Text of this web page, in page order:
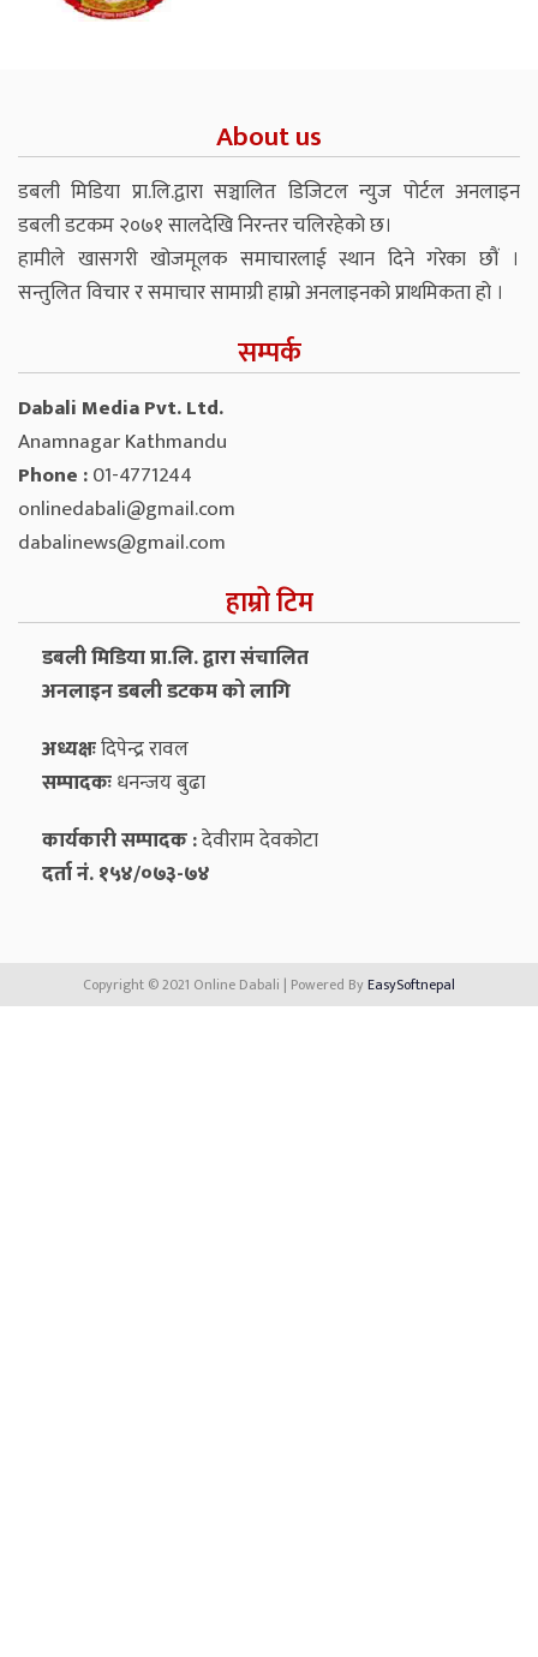
About us
डबली मिडिया प्रा.लि.द्वारा सञ्चालित डिजिटल न्युज पोर्टल अनलाइन
डबली डटकम २०७१ सालदेखि निरन्तर चलिरहेको छ।
हामीले खासगरी खोजमूलक समाचारलाई स्थान दिने गरेका छौं ।
सन्तुलित विचार र समाचार सामाग्री हाम्रो अनलाइनको प्राथमिकता हो ।
सम्पर्क
Dabali Media Pvt. Ltd.
Anamnagar Kathmandu
Phone :01-4771244
onlinedabali@gmail.com
dabalinews@gmail.com
हाम्रो टिम
डबली मिडिया प्रा.लि. द्वारा संचालित
अनलाइन डबली डटकम को लागि
अध्यक्षःदिपेन्द्र रावल
सम्पादकःधनन्‍जय बुढा
कार्यकारी सम्पादक :देवीराम देवकोटा
दर्ता नं. १५४/०७३-७४
Copyright © 2021 Online Dabali | Powered ByEasySoftnepal